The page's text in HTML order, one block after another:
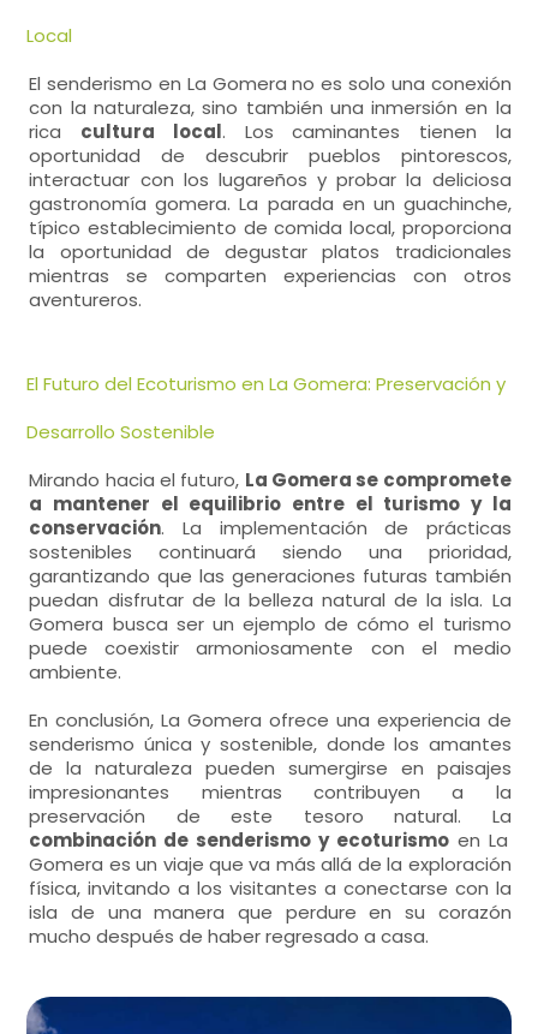
Local
El senderismo en La Gomera no es solo una conexión
con la naturaleza, sino también una inmersión en la
rica cultura local. Los caminantes tienen la
oportunidad de descubrir pueblos pintorescos,
interactuar con los lugareños y probar la deliciosa
gastronomía gomera. La parada en un guachinche,
típico establecimiento de comida local, proporciona
la oportunidad de degustar platos tradicionales
mientras se comparten experiencias con otros
aventureros.
El Futuro del Ecoturismo en La Gomera: Preservación y
Desarrollo Sostenible
Mirando hacia el futuro, La Gomera se compromete
a mantener el equilibrio entre el turismo y la
conservación. La implementación de prácticas
sostenibles continuará siendo una prioridad,
garantizando que las generaciones futuras también
puedan disfrutar de la belleza natural de la isla. La
Gomera busca ser un ejemplo de cómo el turismo
puede coexistir armoniosamente con el medio
ambiente.
En conclusión, La Gomera ofrece una experiencia de
senderismo única y sostenible, donde los amantes
de la naturaleza pueden sumergirse en paisajes
impresionantes mientras contribuyen a la
preservación de este tesoro natural. La
combinación de senderismo y ecoturismoen La
Gomera es un viaje que va más allá de la exploración
física, invitando a los visitantes a conectarse con la
isla de una manera que perdure en su corazón
mucho después de haber regresado a casa.